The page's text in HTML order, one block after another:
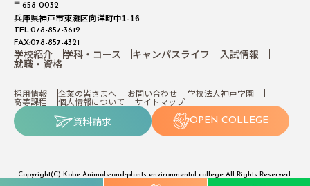
〒658-0032
兵庫県神戸市東灘区向洋町中1-16
TEL:078-857-3612
FAX:078-857-4321
学校紹介 学科・コース キャンパスライフ 入試情報
就職・資格
採用情報 企業の皆さまへ お問い合わせ 学校法人神戸学園
高等課程 個人情報について サイトマップ
資料請求 OPEN COLLEGE
Copyright(C) Kobe Animals-and-plants environmental college All Rights Reserved.